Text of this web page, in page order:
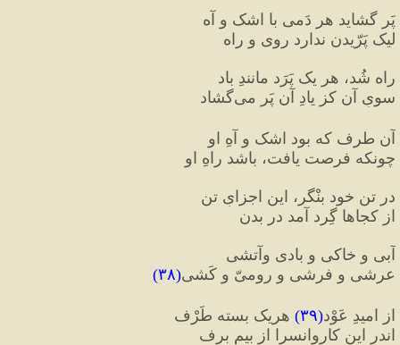
پَر گشاید هر دَمی با اشک و آه
لیک پَرّیدن ندارد روی و راه
راه شُد، هر یک پَرَد مانندِ باد
سویِ آن کز یادِ آن پَر می‌گشاد
آن طرف که بود اشک و آهِ او
چونکه فرصت یافت، باشد راهِ او
در تنِ خود بنْگر، این اجزایِ تن
از کجاها گِرد آمد در بدن
آبی و خاکی و بادی وآتشی
عرشی و فرشی و رومیّ و کَشی(۳۸)
از امیدِ عَوْد(۳۹) هریک بسته طَرْف
اندر این کاروانسرا از بیمِ برف